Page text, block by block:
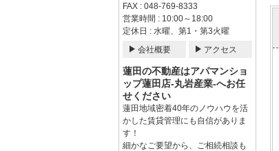
FAX : 048-769-8333
営業時間 : 10:00～18:00
定休日 : 水曜、第1・第3火曜
会社概要
アクセス
蓮田の不動産はアパマンショ
ップ蓮田店-丸岩産業-へお任
せください
蓮田地域密着40年のノウハウを活
かした賃貸管理にも自信がありま
す！
細かなご要望から、ご相続相談も